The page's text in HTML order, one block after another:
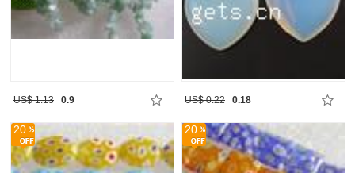
US$ 1.13 0.9 US$ 0.22 0.18
20 20